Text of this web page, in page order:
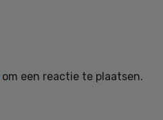
om een reactie te plaatsen.